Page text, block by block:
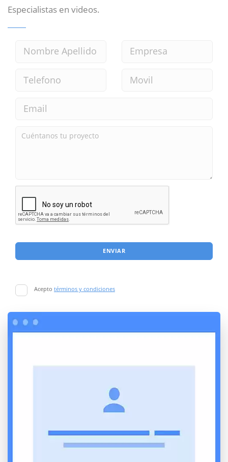
Especialistas en videos.
ENVIAR
Acepto términos y condiciones